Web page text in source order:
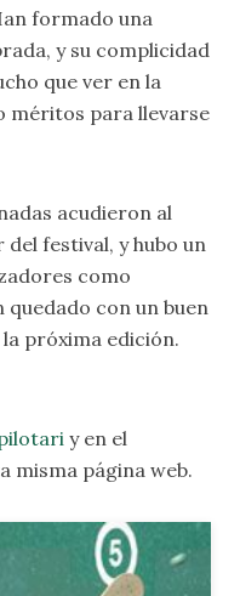
formado una
y su complicidad
que ver en la
méritos para llevarse
acudieron al
festival, y hubo un
como
con un buen
próxima edición.
y en el
misma página web.